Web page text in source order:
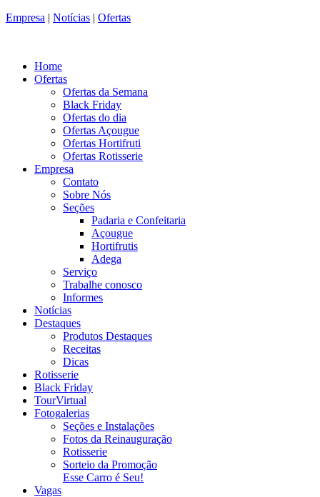
Empresa | Notícias | Ofertas
Home
Ofertas
Ofertas da Semana
Black Friday
Ofertas do dia
Ofertas Açougue
Ofertas Hortifruti
Ofertas Rotisserie
Empresa
Contato
Sobre Nós
Seções
Padaria e Confeitaria
Açougue
Hortifrutis
Adega
Serviço
Trabalhe conosco
Informes
Notícias
Destaques
Produtos Destaques
Receitas
Dicas
Rotisserie
Black Friday
TourVirtual
Fotogalerias
Seções e Instalações
Fotos da Reinauguração
Rotisserie
Sorteio da Promoção
Esse Carro é Seu!
Vagas